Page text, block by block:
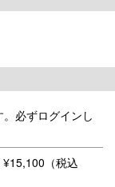
必ずログインし
（税込